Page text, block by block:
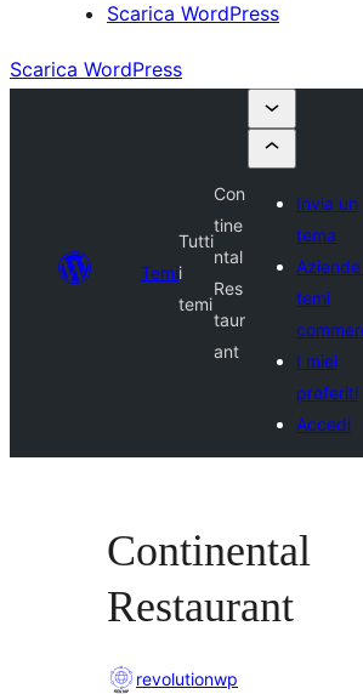
Scarica WordPress
Scarica WordPress
Temi
Tutti
i
temi
Con
tine
ntal
Res
taur
ant
Invia un
tema
temi
I miei
preferiti
Accedi
Continental
Restaurant
revolutionwp